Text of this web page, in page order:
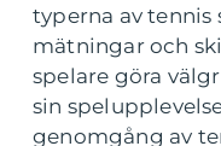
typerna av tennis
mätningar och
spelare göra
sin
genomgång av